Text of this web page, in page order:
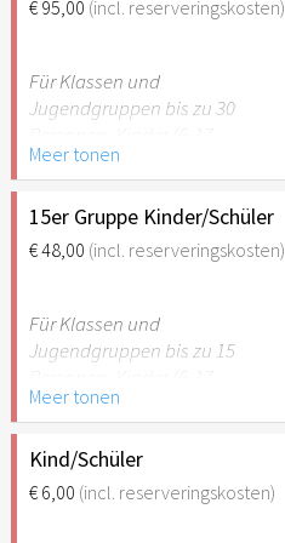
empfehlenswert.
€ 95,00 (incl. reserveringskosten)
Für Klassen und
Jugendgruppen bis zu 30
Jahre) oder Schüler mit
Schülerausweis inklusive
erwachsene Begleitperson.
Hinweis: Für Kinder unter 6
Stuttgart nicht
empfehlenswert.
Meer tonen
15er Gruppe Kinder/Schüler
€ 48,00 (incl. reserveringskosten)
Für Klassen und
Jugendgruppen bis zu 15
Jahre) oder Schüler mit
Schülerausweis inklusive
erwachsene Begleitperson.
Hinweis: Für Kinder unter 6
Meer tonen
Kind/Schüler
€ 6,00 (incl. reserveringskosten)